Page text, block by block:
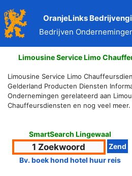
naar
de
inhoud
OranjeLinks
Bedrijven
Limousine Service Limo
Limousine Service Limo
Gelderland Producten Diensten
Ondernemingen gerelateerd aan
Chauffeursdiensten en nog veel meer.
SmartSearch Lingewaal
Bv. boek hond hotel huur reis